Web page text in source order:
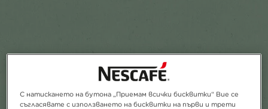
С натискането на бутона „Приемам всички бисквитки“ Вие се
съгласявате с използването на бисквитки на първи и трети